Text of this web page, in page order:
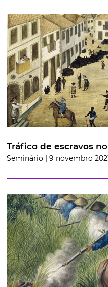
Tráfico de escravos
Seminário | 9 novembro